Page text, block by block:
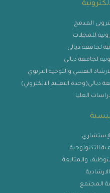
المدمج
للمجلات
لجامعة ديالى
لجامعة ديالى
النفسي والتوجيه التربوي
ديالى(وحدة التعليم الالكتروني)
العليا
التكنولوجية
والمتابعة
المجتمع